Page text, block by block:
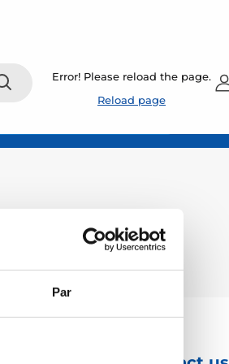
Par
Error! Please reload the page.
Reload page